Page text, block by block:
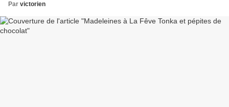
Par victorien